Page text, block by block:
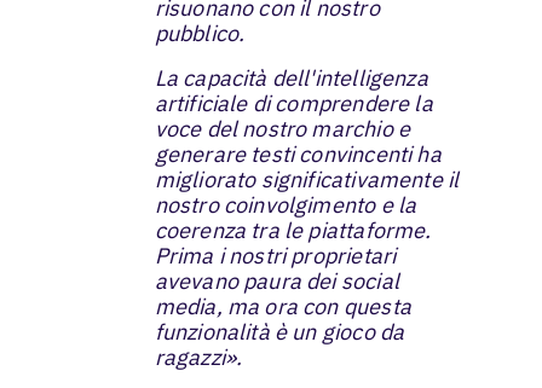
risuonano con il nostro
pubblico.
La capacità dell'intelligenza
artificiale di comprendere la
voce del nostro marchio e
generare testi convincenti ha
migliorato significativamente il
nostro coinvolgimento e la
coerenza tra le piattaforme.
Prima i nostri proprietari
avevano paura dei social
media, ma ora con questa
funzionalità è un gioco da
ragazzi».